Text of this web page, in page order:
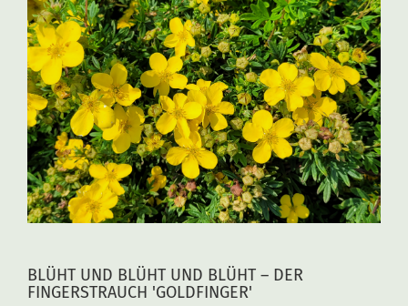
BLÜHT UND BLÜHT UND BLÜHT – DER
FINGERSTRAUCH 'GOLDFINGER'